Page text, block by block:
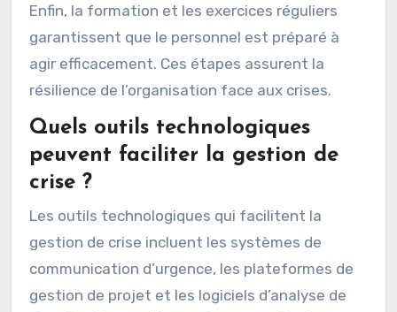
Enfin, la formation et les exercices réguliers
garantissent que le personnel est préparé à
agir efficacement. Ces étapes assurent la
résilience de l’organisation face aux crises.
Quels outils technologiques
peuvent faciliter la gestion de
crise ?
Les outils technologiques qui facilitent la
gestion de crise incluent les systèmes de
communication d’urgence, les plateformes de
gestion de projet et les logiciels d’analyse de